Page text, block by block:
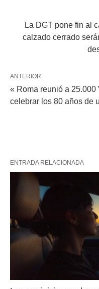
La DGT pone fin al
calzado cerrado
ANTERIOR
« Roma reunió a 25.000
celebrar los 80 años de
ENTRADA RELACIONADA